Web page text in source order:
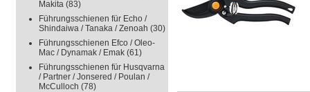
Makita (83)
Führungsschienen für Echo /
Shindaiwa / Tanaka / Zenoah (30)
Führungsschienen Efco / Oleo-
Mac / Dynamak / Emak (61)
Führungsschienen für Husqvarna
/ Partner / Jonsered / Poulan /
McCulloch (78)